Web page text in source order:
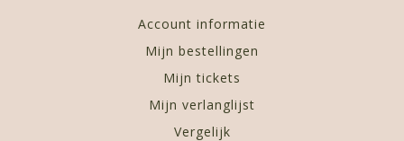
Account informatie
Mijn bestellingen
Mijn tickets
Mijn verlanglijst
Vergelijk